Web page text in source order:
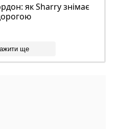
як Sharry знімає
ще